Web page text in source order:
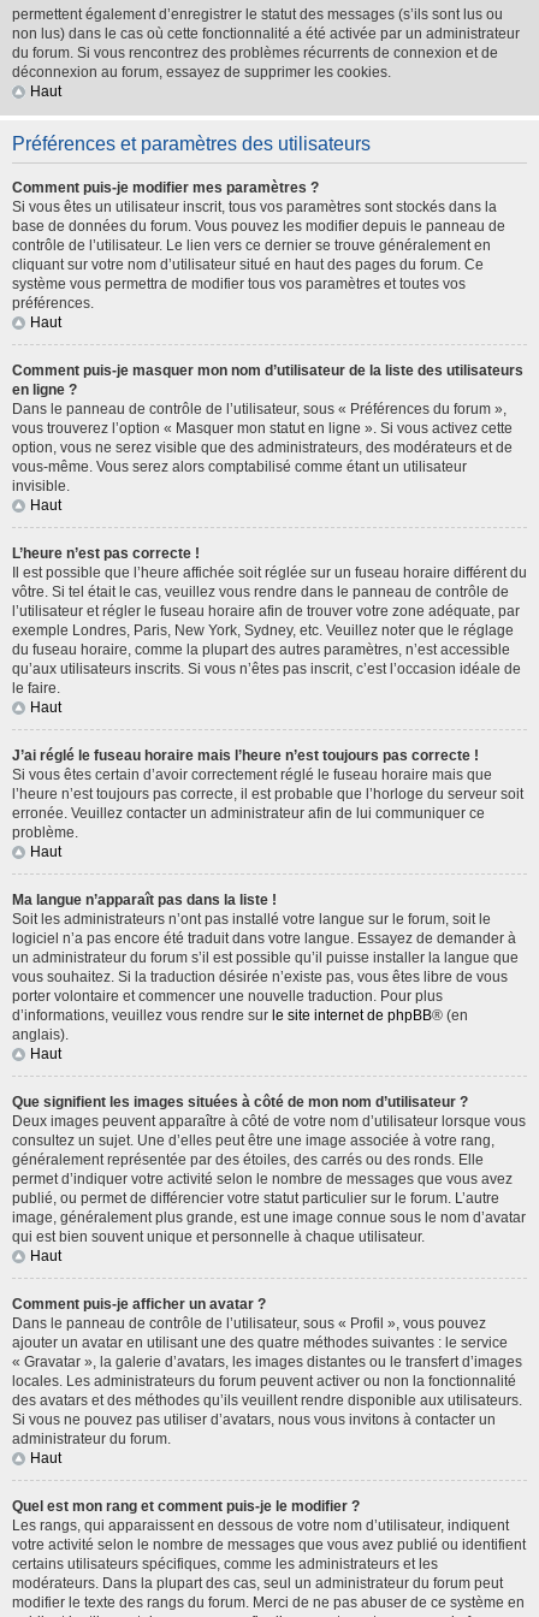
permettent également d’enregistrer le statut des messages (s’ils sont lus ou
non lus) dans le cas où cette fonctionnalité a été activée par un administrateur
du forum. Si vous rencontrez des problèmes récurrents de connexion et de
déconnexion au forum, essayez de supprimer les cookies.
Haut
Préférences et paramètres des utilisateurs
Comment puis-je modifier mes paramètres ?
Si vous êtes un utilisateur inscrit, tous vos paramètres sont stockés dans la
base de données du forum. Vous pouvez les modifier depuis le panneau de
contrôle de l’utilisateur. Le lien vers ce dernier se trouve généralement en
cliquant sur votre nom d’utilisateur situé en haut des pages du forum. Ce
système vous permettra de modifier tous vos paramètres et toutes vos
préférences.
Haut
Comment puis-je masquer mon nom d’utilisateur de la liste des utilisateurs
en ligne ?
Dans le panneau de contrôle de l’utilisateur, sous « Préférences du forum »,
vous trouverez l’option « Masquer mon statut en ligne ». Si vous activez cette
option, vous ne serez visible que des administrateurs, des modérateurs et de
vous-même. Vous serez alors comptabilisé comme étant un utilisateur
invisible.
Haut
L’heure n’est pas correcte !
Il est possible que l’heure affichée soit réglée sur un fuseau horaire différent du
vôtre. Si tel était le cas, veuillez vous rendre dans le panneau de contrôle de
l’utilisateur et régler le fuseau horaire afin de trouver votre zone adéquate, par
exemple Londres, Paris, New York, Sydney, etc. Veuillez noter que le réglage
du fuseau horaire, comme la plupart des autres paramètres, n’est accessible
qu’aux utilisateurs inscrits. Si vous n’êtes pas inscrit, c’est l’occasion idéale de
le faire.
Haut
J’ai réglé le fuseau horaire mais l’heure n’est toujours pas correcte !
Si vous êtes certain d’avoir correctement réglé le fuseau horaire mais que
l’heure n’est toujours pas correcte, il est probable que l’horloge du serveur soit
erronée. Veuillez contacter un administrateur afin de lui communiquer ce
problème.
Haut
Ma langue n’apparaît pas dans la liste !
Soit les administrateurs n’ont pas installé votre langue sur le forum, soit le
logiciel n’a pas encore été traduit dans votre langue. Essayez de demander à
un administrateur du forum s’il est possible qu’il puisse installer la langue que
vous souhaitez. Si la traduction désirée n’existe pas, vous êtes libre de vous
porter volontaire et commencer une nouvelle traduction. Pour plus
d’informations, veuillez vous rendre sur le site internet de phpBB® (en
anglais).
Haut
Que signifient les images situées à côté de mon nom d’utilisateur ?
Deux images peuvent apparaître à côté de votre nom d’utilisateur lorsque vous
consultez un sujet. Une d’elles peut être une image associée à votre rang,
généralement représentée par des étoiles, des carrés ou des ronds. Elle
permet d’indiquer votre activité selon le nombre de messages que vous avez
publié, ou permet de différencier votre statut particulier sur le forum. L’autre
image, généralement plus grande, est une image connue sous le nom d’avatar
qui est bien souvent unique et personnelle à chaque utilisateur.
Haut
Comment puis-je afficher un avatar ?
Dans le panneau de contrôle de l’utilisateur, sous « Profil », vous pouvez
ajouter un avatar en utilisant une des quatre méthodes suivantes : le service
« Gravatar », la galerie d’avatars, les images distantes ou le transfert d’images
locales. Les administrateurs du forum peuvent activer ou non la fonctionnalité
des avatars et des méthodes qu’ils veuillent rendre disponible aux utilisateurs.
Si vous ne pouvez pas utiliser d’avatars, nous vous invitons à contacter un
administrateur du forum.
Haut
Quel est mon rang et comment puis-je le modifier ?
Les rangs, qui apparaissent en dessous de votre nom d’utilisateur, indiquent
votre activité selon le nombre de messages que vous avez publié ou identifient
certains utilisateurs spécifiques, comme les administrateurs et les
modérateurs. Dans la plupart des cas, seul un administrateur du forum peut
modifier le texte des rangs du forum. Merci de ne pas abuser de ce système en